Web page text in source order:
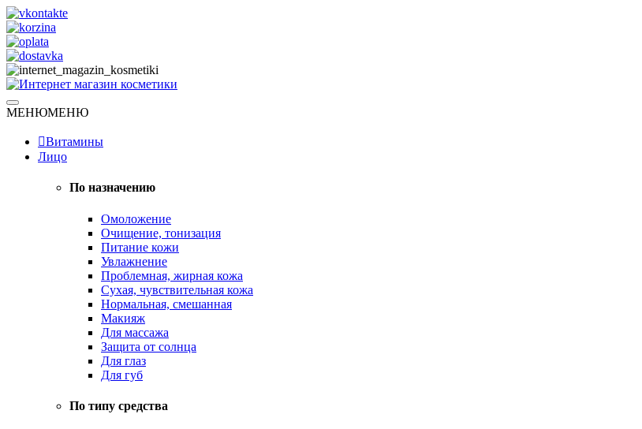
Skip
to
content
Интернет магазин косметики
Натуральная косметика
МЕНЮМЕНЮ
Витамины
Лицо
По назначению
Омоложение
Очищение, тонизация
Питание кожи
Увлажнение
Проблемная, жирная кожа
Сухая, чувствительная кожа
Нормальная, смешанная
Макияж
Для массажа
Защита от солнца
Для глаз
Для губ
По типу средства